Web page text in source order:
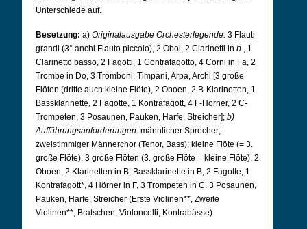
Unterschiede auf.
Besetzung: a) Originalausgabe Orchesterlegende: 3 Flauti
grandi (3° anchi Flauto piccolo), 2 Oboi, 2 Clarinetti in b , 1
Clarinetto basso, 2 Fagotti, 1 Contrafagotto, 4 Corni in Fa, 2
Trombe in Do, 3 Tromboni, Timpani, Arpa, Archi [3 große
Flöten (dritte auch kleine Flöte), 2 Oboen, 2 B-Klarinetten, 1
Bassklarinette, 2 Fagotte, 1 Kontrafagott, 4 F-Hörner, 2 C-
Trompeten, 3 Posaunen, Pauken, Harfe, Streicher]; b)
Aufführungsanforderungen: männlicher Sprecher;
zweistimmiger Männerchor (Tenor, Bass); kleine Flöte (= 3.
große Flöte), 3 große Flöten (3. große Flöte = kleine Flöte), 2
Oboen, 2 Klarinetten in B, Bassklarinette in B, 2 Fagotte, 1
Kontrafagott*, 4 Hörner in F, 3 Trompeten in C, 3 Posaunen,
Pauken, Harfe, Streicher (Erste Violinen**, Zweite
Violinen**, Bratschen, Violoncelli, Kontrabässe).